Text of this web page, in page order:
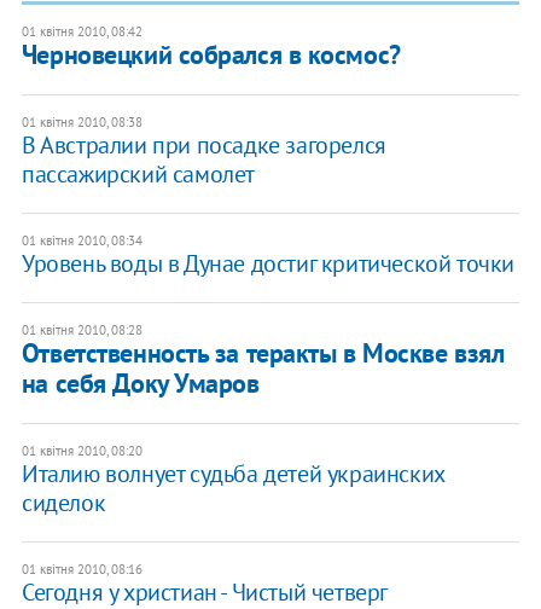
01 квітня 2010, 08:42
Черновецкий собрался в космос?
01 квітня 2010, 08:38
В Австралии при посадке загорелся
пассажирский самолет
01 квітня 2010, 08:34
Уровень воды в Дунае достиг критической точки
01 квітня 2010, 08:28
Ответственность за теракты в Москве взял
на себя Доку Умаров
01 квітня 2010, 08:20
Италию волнует судьба детей украинских
сиделок
01 квітня 2010, 08:16
Сегодня у христиан - Чистый четверг